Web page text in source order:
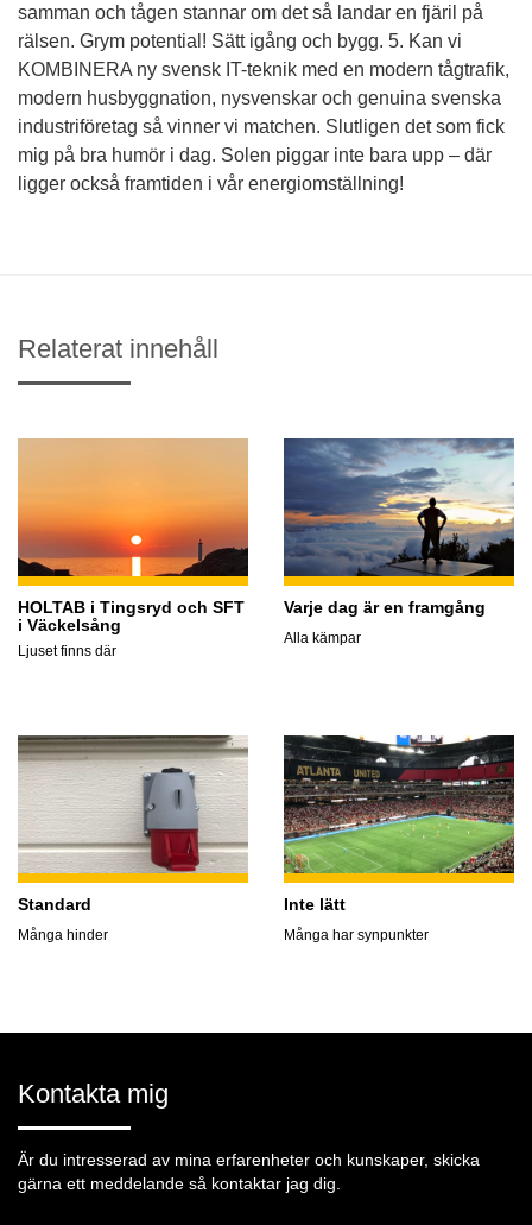
samman och tågen stannar om det så landar en fjäril på
rälsen. Grym potential! Sätt igång och bygg. 5. Kan vi
KOMBINERA ny svensk IT-teknik med en modern tågtrafik,
modern husbyggnation, nysvenskar och genuina svenska
industriföretag så vinner vi matchen. Slutligen det som fick
mig på bra humör i dag. Solen piggar inte bara upp – där
ligger också framtiden i vår energiomställning!
Relaterat innehåll
HOLTAB i Tingsryd och SFT
i Väckelsång
Ljuset finns där
Varje dag är en framgång
Alla kämpar
Standard
Många hinder
Inte lätt
Många har synpunkter
Kontakta mig
Är du intresserad av mina erfarenheter och kunskaper, skicka
gärna ett meddelande så kontaktar jag dig.